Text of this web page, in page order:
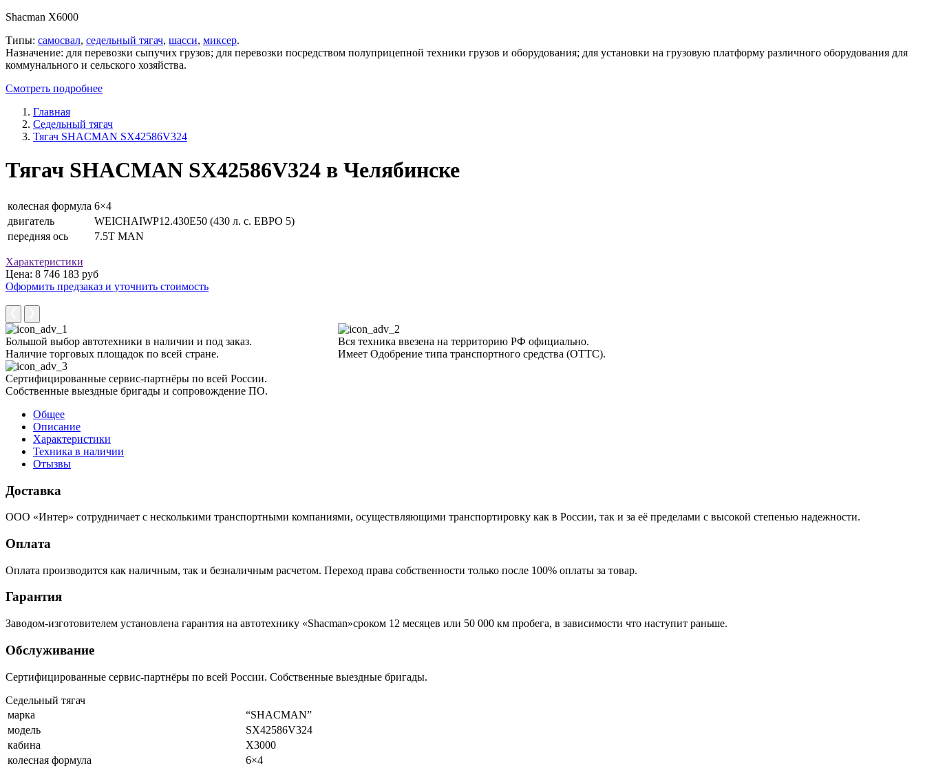
Shacman X6000
Типы: самосвал, седельный тягач, шасси, миксер.
Назначение: для перевозки сыпучих грузов; для перевозки посредством полуприцепной техники грузов и оборудования; для установки на грузовую платформу различного оборудования для
коммунального и сельского хозяйства.
Смотреть подробнее
Главная
Седельный тягач
Тягач SHACMAN SX42586V324
Тягач SHACMAN SX42586V324 в Челябинске
колесная формула 6×4
двигатель
WEICHAIWP12.430E50 (430 л. с. ЕВРО 5)
передняя ось
7.5T MAN
Характеристики
Цена: 8 746 183 руб
Оформить предзаказ и уточнить стоимость
Большой выбор автотехники в наличии и под заказ.
Наличие торговых площадок по всей стране.
Вся техника ввезена на территорию РФ официально.
Имеет Одобрение типа транспортного средства (ОТТС).
Сертифицированные сервис-партнёры по всей России.
Собственные выездные бригады и сопровождение ПО.
Общее
Описание
Характеристики
Техника в наличии
Отызвы
Доставка
ООО «Интер» сотрудничает с несколькими транспортными компаниями, осуществляющими транспортировку как в России, так и за её пределами с высокой степенью надежности.
Оплата
Оплата производится как наличным, так и безналичным расчетом. Переход права собственности только после 100% оплаты за товар.
Гарантия
Заводом-изготовителем установлена гарантия на автотехнику «Shacman»сроком 12 месяцев или 50 000 км пробега, в зависимости что наступит раньше.
Обслуживание
Сертифицированные сервис-партнёры по всей России. Собственные выездные бригады.
Седельный тягач
марка
“SHACMAN”
модель
SX42586V324
кабина
X3000
колесная формула
6×4